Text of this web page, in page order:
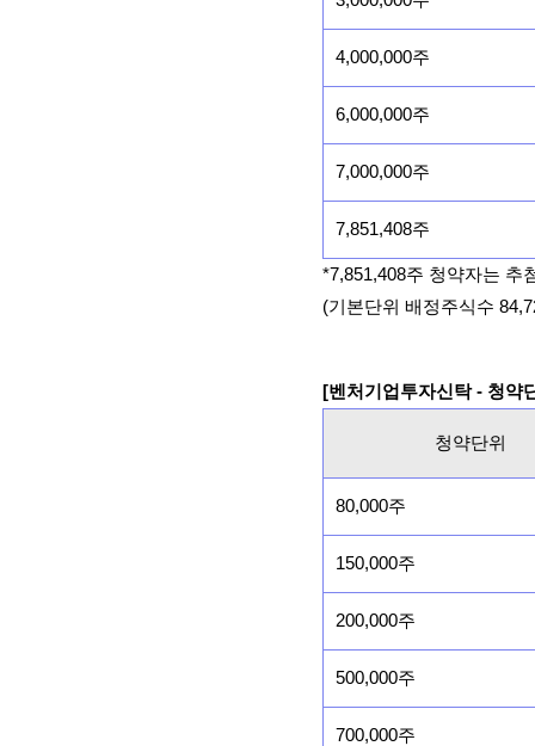
4,000,000주
6,000,000주
7,000,000주
7,851,408주
*7,851,408주 청약자는 추
(기본단위 배정주식수
[벤처기업투자신탁 - 청약
청약단위
80,000주
150,000주
200,000주
500,000주
700,000주